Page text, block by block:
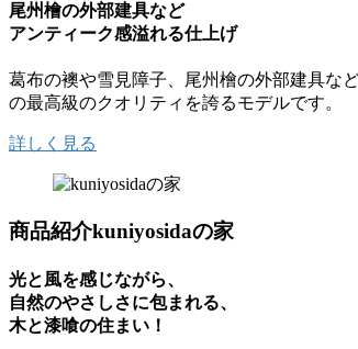
尾州檜の外部建具など
アンティーク感溢れる仕上げ
葛布の襖や雪見障子、尾州檜の外部建具な
の最高級のクオリティを誇るモデルです。
詳しく見る
商品紹介kuniyosidaの家
光と風を感じながら、
自然のやさしさに包まれる、
木と漆喰の住まい！